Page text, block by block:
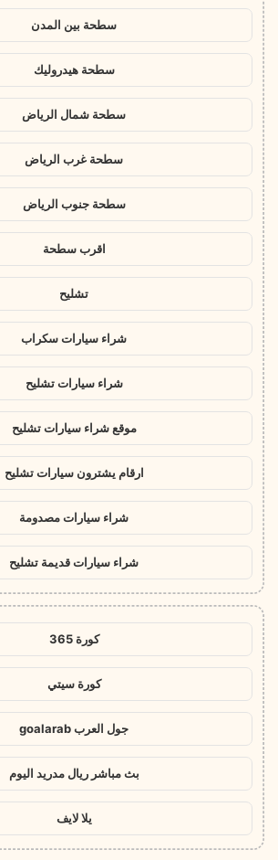
سطحة بين المدن
سطحة هيدروليك
سطحة شمال الرياض
سطحة غرب الرياض
سطحة جنوب الرياض
اقرب سطحة
تشليح
شراء سيارات سكراب
شراء سيارات تشليح
موقع شراء سيارات تشليح
ارقام يشترون سيارات تشليح
شراء سيارات مصدومة
شراء سيارات قديمة تشليح
كورة 365
كورة سيتي
جول العرب goalarab
بث مباشر ريال مدريد اليوم
يلا لايف